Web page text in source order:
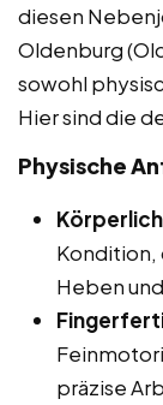
diesen
Oldenburg
sowohl
Hier sind die
Physische
Kondition,
Heben
präzise